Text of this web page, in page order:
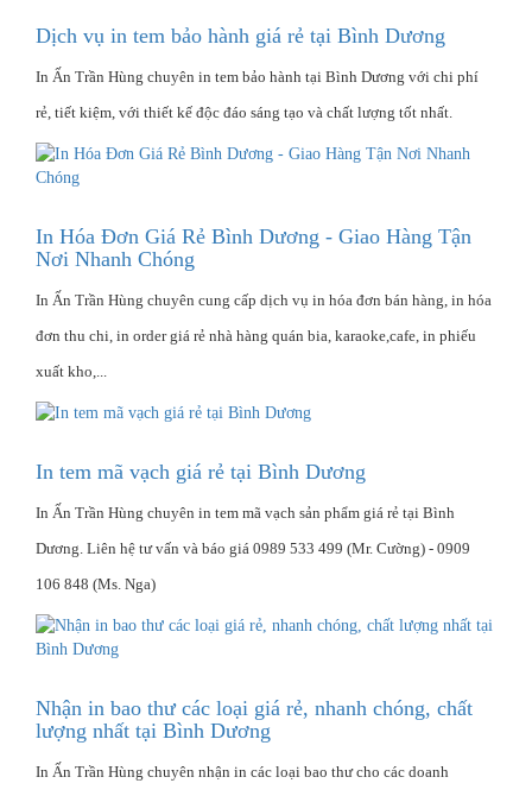
Dịch vụ in tem bảo hành giá rẻ tại Bình Dương
In Ấn Trần Hùng chuyên in tem bảo hành tại Bình Dương với chi phí
rẻ, tiết kiệm, với thiết kế độc đáo sáng tạo và chất lượng tốt nhất.
In Hóa Đơn Giá Rẻ Bình Dương - Giao Hàng Tận
Nơi Nhanh Chóng
In Ấn Trần Hùng chuyên cung cấp dịch vụ in hóa đơn bán hàng, in hóa
đơn thu chi, in order giá rẻ nhà hàng quán bia, karaoke,cafe, in phiếu
xuất kho,...
In tem mã vạch giá rẻ tại Bình Dương
In Ấn Trần Hùng chuyên in tem mã vạch sản phẩm giá rẻ tại Bình
Dương. Liên hệ tư vấn và báo giá 0989 533 499 (Mr. Cường) - 0909
106 848 (Ms. Nga)
Nhận in bao thư các loại giá rẻ, nhanh chóng, chất
lượng nhất tại Bình Dương
In Ấn Trần Hùng chuyên nhận in các loại bao thư cho các doanh